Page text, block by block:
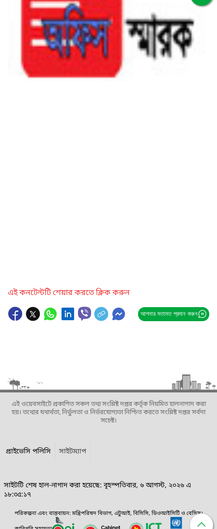
এই কনটেন্টটি শেয়ার করতে ক্লিক করুন
আপনার মতামত প্রদান করুন
এই ওয়েবসাইটে প্রকাশিত সকল তথ্য সংশ্লিষ্ট দপ্তর কর্তৃক নিয়মিত হালনাগাদ করা
হয়। তথ্যের যথার্থতা, নির্ভুলতা ও নির্ভরযোগ্যতা নিশ্চিত করতে সংশ্লিষ্ট দপ্তর সর্বদা
সচেষ্ট।
প্রাইভেসি পলিসি সাইটম্যাপ
সাইটটি শেষ হাল-নাগাদ করা হয়েছে: বৃহস্পতিবার, ৬ আগস্ট, ২০২৬ এ
১৮:৩৫:১৭
পরিকল্পনা এবং বাস্তবায়ন: মন্ত্রিপরিষদ বিভাগ, এটুআই, বিসিসি, ডিওআইসিটি ও বেসিস।